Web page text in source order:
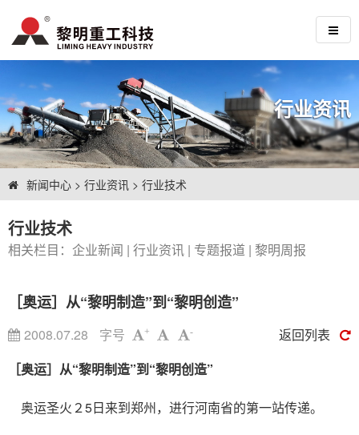
行业资讯
新闻中心 > 行业资讯 > 行业技术
行业技术
相关栏目： 企业新闻 | 行业资讯 | 专题报道 | 黎明周报
［奥运］从“黎明制造”到“黎明创造”
2008.07.28 字号 + -
返回列表
［奥运］从“黎明制造”到“黎明创造”
奥运圣火２5日来到郑州，进行河南省的第一站传递。